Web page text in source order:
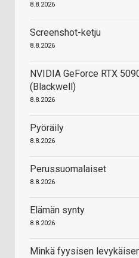
8.8.2026
Screenshot-ketju
8.8.2026
NVIDIA GeForce RTX
(Blackwell)
8.8.2026
Pyöräily
8.8.2026
Perussuomalaiset
8.8.2026
Elämän synty
8.8.2026
Minkä fyysisen